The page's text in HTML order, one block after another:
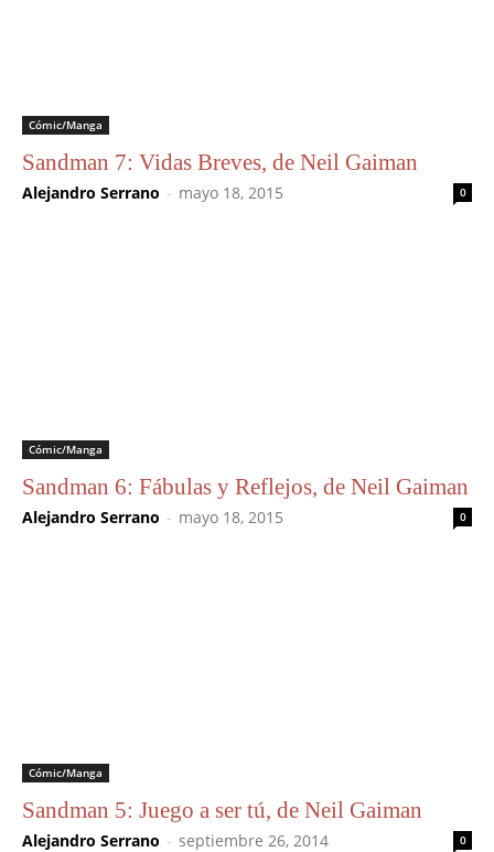
Cómic/Manga
Sandman 7: Vidas Breves, de Neil Gaiman
Alejandro Serrano - mayo 18, 2015 0
Cómic/Manga
Sandman 6: Fábulas y Reflejos, de Neil Gaiman
Alejandro Serrano - mayo 18, 2015 0
Cómic/Manga
Sandman 5: Juego a ser tú, de Neil Gaiman
Alejandro Serrano - septiembre 26, 2014 0